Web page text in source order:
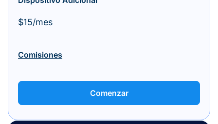
$15/mes
Comisiones
Comenzar